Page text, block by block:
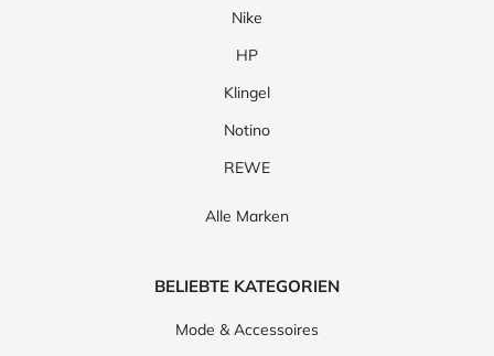
Nike
HP
Klingel
Notino
REWE
Alle Marken
BELIEBTE KATEGORIEN
Mode & Accessoires